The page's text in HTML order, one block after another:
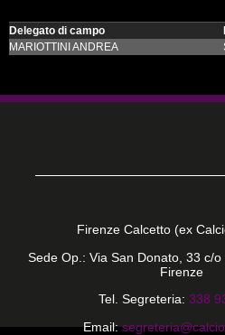
Delegato di campo
MARIOTTINI ANDREA
Firenze Calcetto (ex
Sede Op.: Via San Donato, 33 c/
Firenze
Tel. Segreteria: 338
Email: